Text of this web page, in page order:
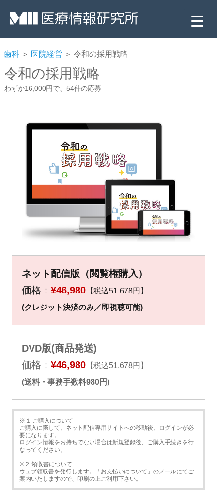
歯科 ＞ 医院経営 ＞ 令和の採用戦略
令和の採用戦略
わずか16,000円で、54件の応募
ネット配信版（閲覧権購入）
価格： ¥46,980【税込51,678円】
(クレジット決済のみ／即視聴可能)
DVD版(商品発送)
価格： ¥46,980【税込51,678円】
(送料・事務手数料980円)
※１ ご購入について
ご購入に際して、ネット配信専用サイトへの移動後、ログインが必
要になります。
ログイン情報をお持ちでない場合は新規登録後、ご購入手続きを行
なってください。
※２ 領収書について
ウェブ領収書を発行します。「お支払いについて」のメールにてご
案内いたしますので、印刷の上ご利用下さい。